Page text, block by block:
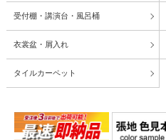
受付棚・講演台・風呂桶
衣裳盆・屑入れ
タイルカーペット